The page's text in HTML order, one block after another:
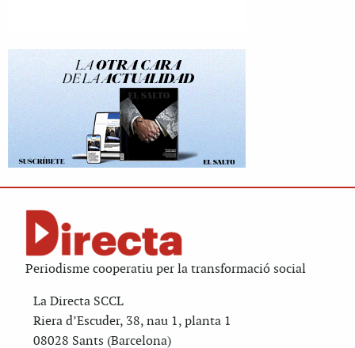
Periodisme cooperatiu per la transformació social
La Directa SCCL
Riera d’Escuder, 38, nau 1, planta 1
08028 Sants (Barcelona)